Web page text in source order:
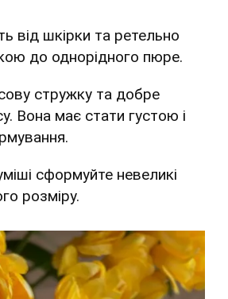
від шкірки та ретельно
до однорідного пюре.
стружку та добре
Вона має стати густою і
сформуйте невеликі
розміру.